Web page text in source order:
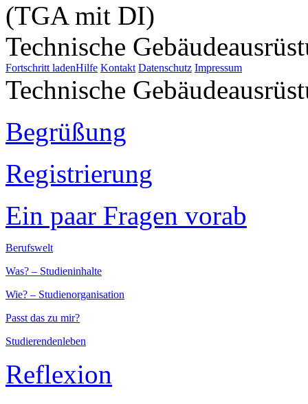
(TGA mit DI)
Technische
Fortschritt ladenHilfe Kontakt Datenschutz Impressum
Technische
Begrüßung
Registrierung
Ein paar Fragen vorab
Berufswelt
Was? – Studieninhalte
Wie? – Studienorganisation
Passt das zu mir?
Studierendenleben
Reflexion